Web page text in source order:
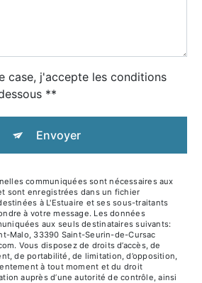
case, j'accepte les conditions
**
Envoyer
communiquées sont nécessaires aux
sont enregistrées dans un fichier
à L'Estuaire et ses sous-traitants
à votre message. Les données
aux seuls destinataires suivants:
Malo, 33390 Saint-Seurin-de-Cursac
Vous disposez de droits d’accès, de
de portabilité, de limitation, d’opposition,
à tout moment et du droit
auprès d’une autorité de contrôle, ainsi